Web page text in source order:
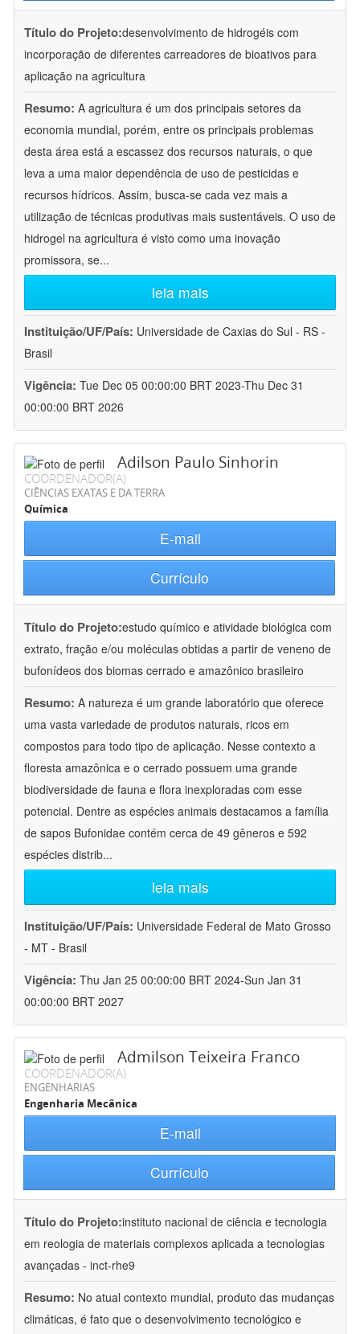
Título do Projeto:desenvolvimento de hidrogéis com
incorporação de diferentes carreadores de bioativos para
aplicação na agricultura
Resumo: A agricultura é um dos principais setores da
economia mundial, porém, entre os principais problemas
desta área está a escassez dos recursos naturais, o que
leva a uma maior dependência de uso de pesticidas e
recursos hídricos. Assim, busca-se cada vez mais a
utilização de técnicas produtivas mais sustentáveis. O uso de
hidrogel na agricultura é visto como uma inovação
promissora, se...
leia mais
Instituição/UF/País: Universidade de Caxias do Sul - RS -
Brasil
Vigência: Tue Dec 05 00:00:00 BRT 2023-Thu Dec 31
00:00:00 BRT 2026
Adilson Paulo Sinhorin
COORDENADOR(A)
CIÊNCIAS EXATAS E DA TERRA
Química
E-mail
Currículo
Título do Projeto:estudo químico e atividade biológica com
extrato, fração e/ou moléculas obtidas a partir de veneno de
bufonídeos dos biomas cerrado e amazônico brasileiro
Resumo: A natureza é um grande laboratório que oferece
uma vasta variedade de produtos naturais, ricos em
compostos para todo tipo de aplicação. Nesse contexto a
floresta amazônica e o cerrado possuem uma grande
biodiversidade de fauna e flora inexploradas com esse
potencial. Dentre as espécies animais destacamos a família
de sapos Bufonidae contém cerca de 49 gêneros e 592
espécies distrib...
leia mais
Instituição/UF/País: Universidade Federal de Mato Grosso
- MT - Brasil
Vigência: Thu Jan 25 00:00:00 BRT 2024-Sun Jan 31
00:00:00 BRT 2027
Admilson Teixeira Franco
COORDENADOR(A)
ENGENHARIAS
Engenharia Mecânica
E-mail
Currículo
Título do Projeto:instituto nacional de ciência e tecnologia
em reologia de materiais complexos aplicada a tecnologias
avançadas - inct-rhe9
Resumo: No atual contexto mundial, produto das mudanças
climáticas, é fato que o desenvolvimento tecnológico e